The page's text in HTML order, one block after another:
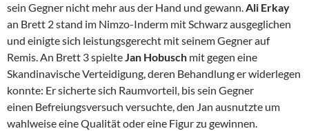
sein Gegner nicht mehr aus der Hand und gewann.Ali Erkay
an Brett 2 stand im Nimzo-Inderm mit Schwarz ausgeglichen
und einigte sich leistungsgerecht mit seinem Gegner auf
Remis. An Brett 3 spielteJan Hobusch mit gegen eine
Skandinavische Verteidigung, deren Behandlung er widerlegen
konnte: Er sicherte sich Raumvorteil, bis sein Gegner
einen Befreiungsversuch versuchte, den Jan ausnutzte um
wahlweise eine Qualität oder eine Figur zu gewinnen.